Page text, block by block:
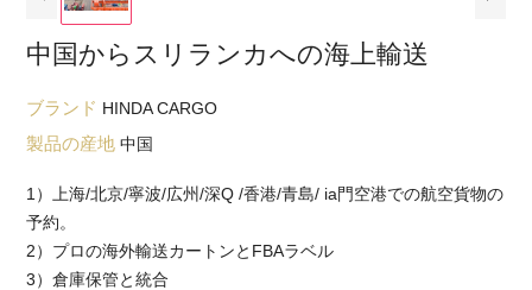
中国からスリランカへの海上輸送
ブランド HINDA CARGO
製品の産地中国
1）上海/北京/寧波/広州/深Q /香港/青島/ ia門空港での航空貨物の
予約。
2）プロの海外輸送カートンとFBAラベル
3）倉庫保管と統合